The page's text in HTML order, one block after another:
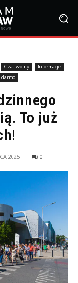
Czas wolny
Informacje
darmo
To już
2025 0